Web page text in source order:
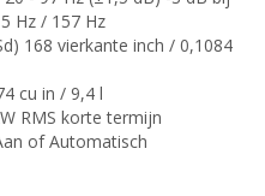
Hz / 157 Hz
168 vierkante inch / 0,1084
cu in / 9,4 l
RMS korte termijn
of Automatisch